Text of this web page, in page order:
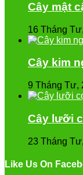
Cây mật
16 Tháng
Cây kim
9 Tháng Tư,
Cây lưỡi
23 Tháng
Like Us On